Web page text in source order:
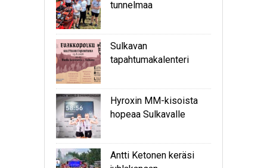
tunnelmaa
Sulkavan
tapahtumakalenteri
Hyroxin MM-kisoista
hopeaa Sulkavalle
Antti Ketonen keräsi